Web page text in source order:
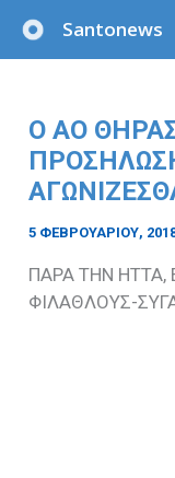
στο
Santonews
O AO
5 ΦΕΒΡΟΥΑΡΊΟΥ,
ΠΑΡΑ ΤΗΝ ΗΤΤΑ,
ΦΙΛΑΘΛΟΥΣ-